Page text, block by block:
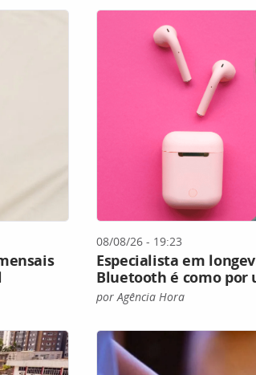
08/08/26 - 19:23
Especialista em
Bluetooth é como por
por Agência Hora